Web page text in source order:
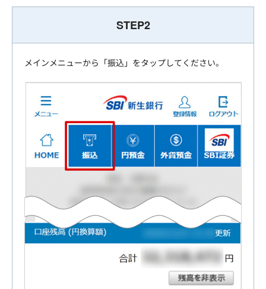
STEP2
メインメニューから「振込」をタップしてください。